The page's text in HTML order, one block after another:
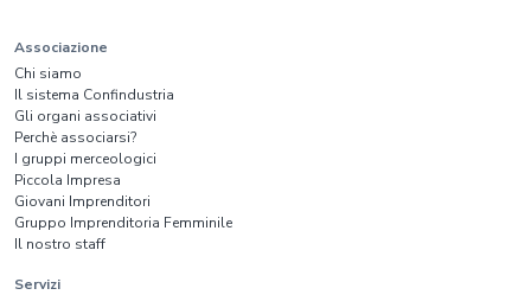
Associazione
Chi siamo
Il sistema Confindustria
Gli organi associativi
Perchè associarsi?
I gruppi merceologici
Piccola Impresa
Giovani Imprenditori
Gruppo Imprenditoria Femminile
Il nostro staff
Servizi